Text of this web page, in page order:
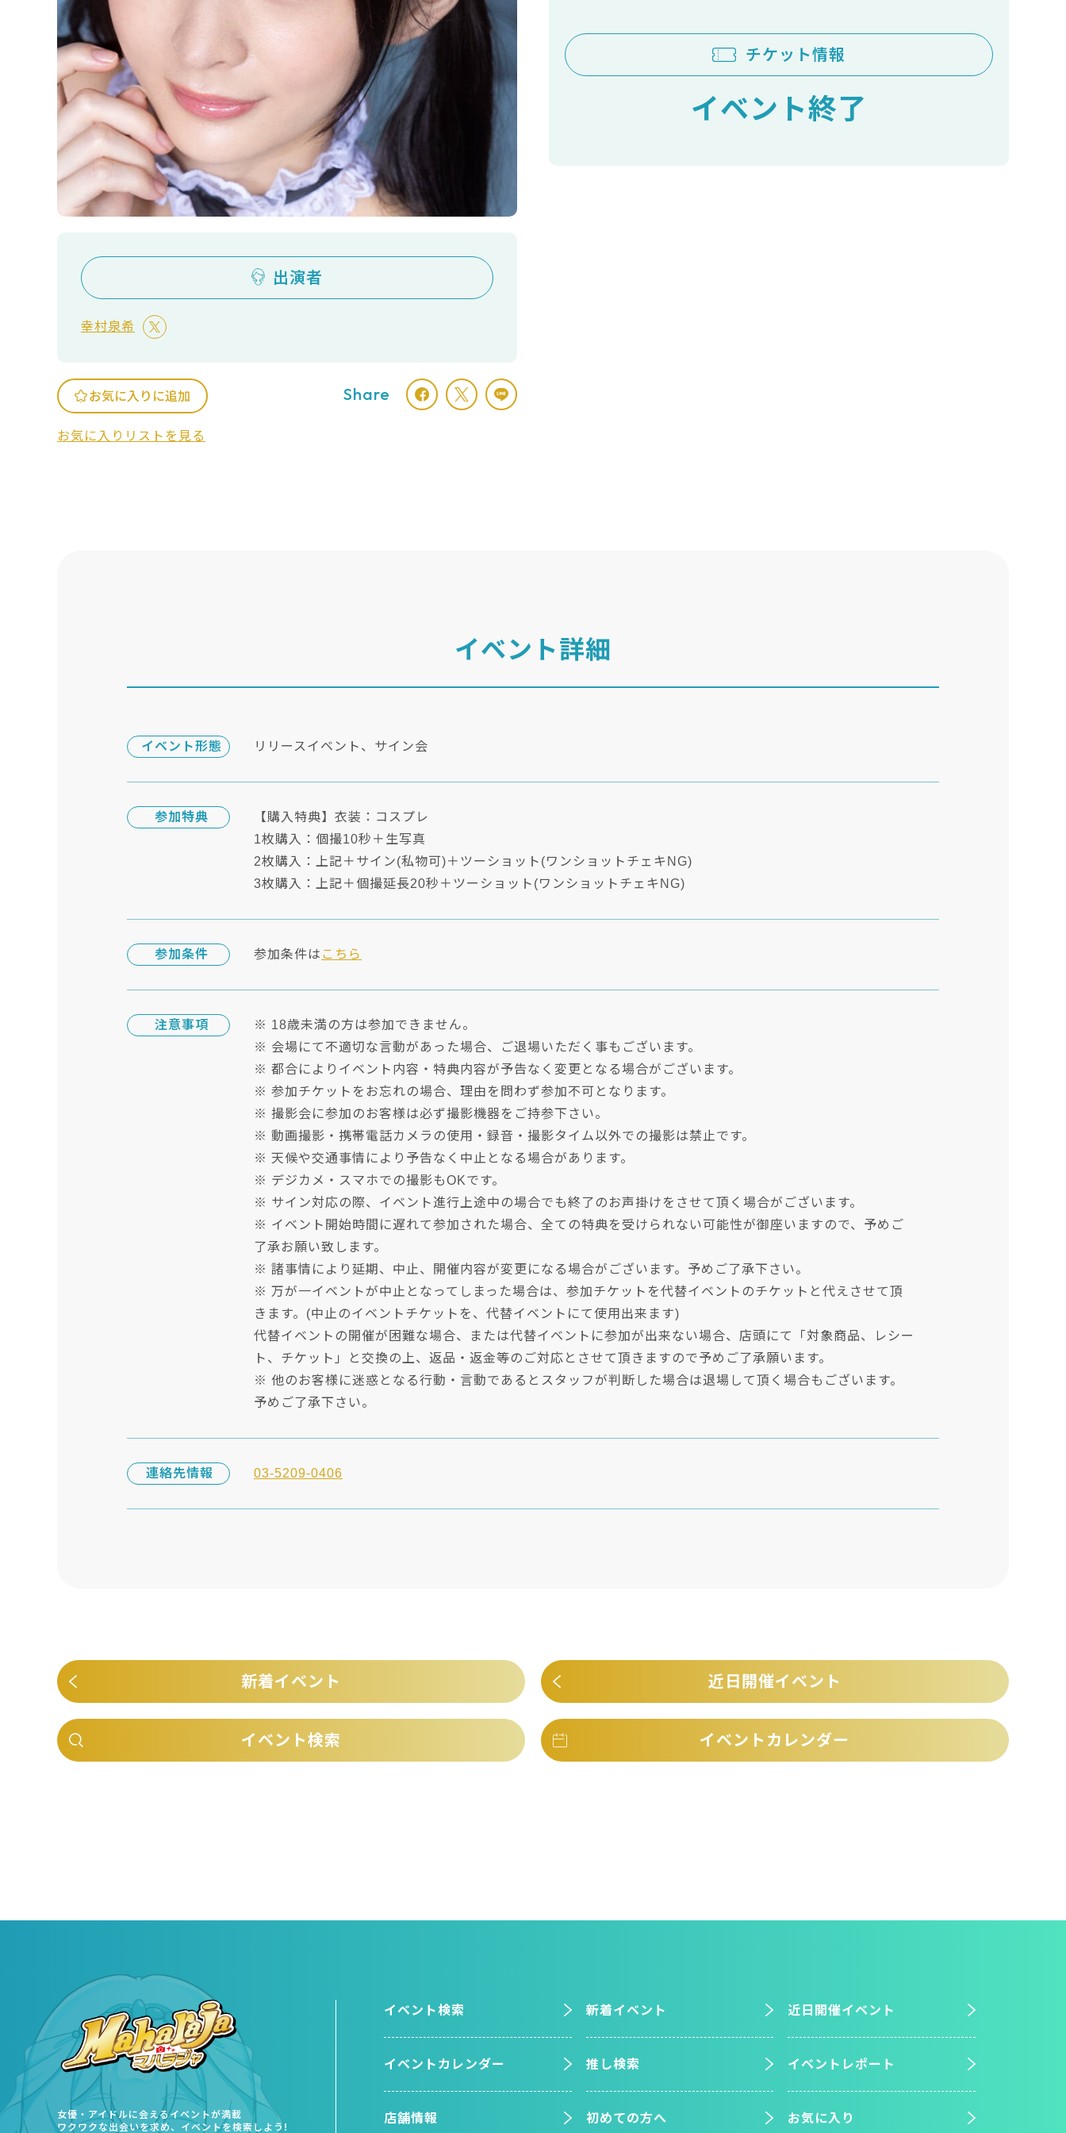
出演者
幸村泉希
お気に入りに追加
お気に入りリストを見る
Share
チケット情報
イベント終了
イベント詳細
イベント形態 リリースイベント、サイン会
参加特典
【購入特典】衣装：コスプレ
1枚購入：個撮10秒＋生写真
2枚購入：上記＋サイン(私物可)＋ツーショット(ワンショットチェキNG)
3枚購入：上記＋個撮延長20秒＋ツーショット(ワンショットチェキNG)
参加条件 参加条件は こちら
注意事項
※ 18歳未満の方は参加できません。
※ 会場にて不適切な言動があった場合、ご退場いただく事もございます。
※ 都合によりイベント内容・特典内容が予告なく変更となる場合がございます。
※ 参加チケットをお忘れの場合、理由を問わず参加不可となります。
※ 撮影会に参加のお客様は必ず撮影機器をご持参下さい。
※ 動画撮影・携帯電話カメラの使用・録音・撮影タイム以外での撮影は禁止です。
※ 天候や交通事情により予告なく中止となる場合があります。
※ デジカメ・スマホでの撮影もOKです。
※ サイン対応の際、イベント進行上途中の場合でも終了のお声掛けをさせて頂く場合がございます。
※ イベント開始時間に遅れて参加された場合、全ての特典を受けられない可能性が御座いますので、予めご
了承お願い致します。
※ 諸事情により延期、中止、開催内容が変更になる場合がございます。予めご了承下さい。
※ 万が一イベントが中止となってしまった場合は、参加チケットを代替イベントのチケットと代えさせて頂
きます。(中止のイベントチケットを、代替イベントにて使用出来ます)
代替イベントの開催が困難な場合、または代替イベントに参加が出来ない場合、店頭にて「対象商品、レシー
ト、チケット」と交換の上、返品・返金等のご対応とさせて頂きますので予めご了承願います。
※ 他のお客様に迷惑となる行動・言動であるとスタッフが判断した場合は退場して頂く場合もございます。
予めご了承下さい。
連絡先情報 03-5209-0406
新着イベント 近日開催イベント
イベント検索 イベントカレンダー
女優・アイドルに会えるイベントが満載
ワクワクな出会いを求め、イベントを検索しよう!
イベント検索 新着イベント 近日開催イベント
イベントカレンダー 推し検索 イベントレポート
店舗情報 初めての方へ お気に入り